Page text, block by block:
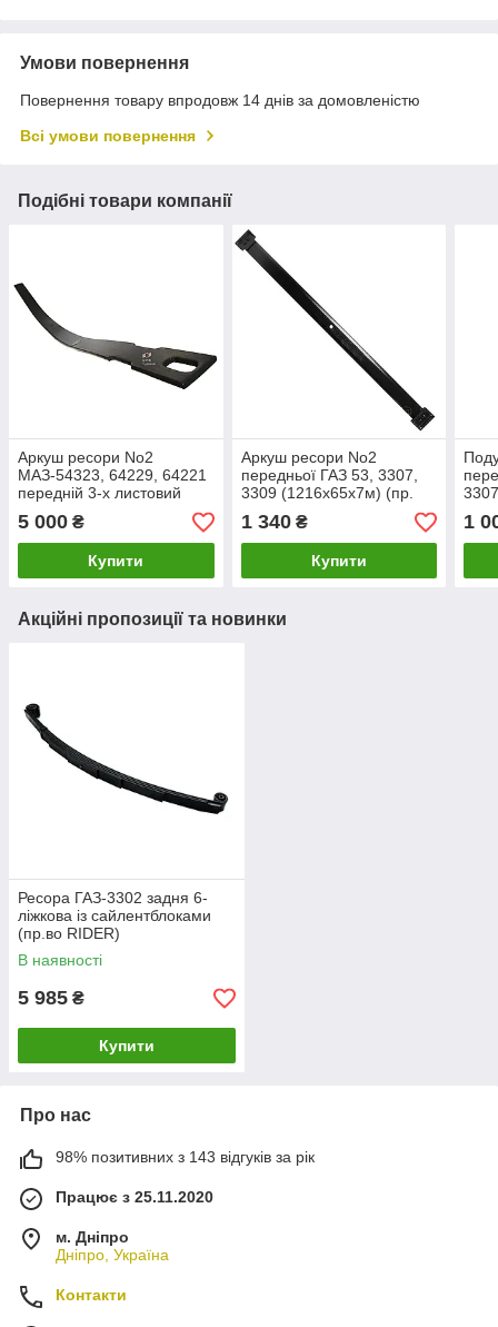
Умови повернення
Повернення товару впродовж 14 днів за домовленістю
Всі умови повернення
Подібні товари компанії
Аркуш ресори No2
МАЗ-54323, 64229, 64221
передній 3-х листовий
(90х23/11,9-2090) (пр-ово
КАМАХ)
5 000 ₴
Купити
Аркуш ресори No2
передньої ГАЗ 53, 3307,
3309 (1216х65х7м) (пр.
RIDER)
1 340₴
Купити
1
Акційні пропозиції та новинки
Ресора ГАЗ-3302 задня 6-
ліжкова із сайлентблоками
(пр.во RIDER)
В наявності
5 985 ₴
Купити
Про нас
98% позитивних з 143 відгуків за рік
Працює з 25.11.2020
м. Дніпро
Дніпро, Україна
Контакти